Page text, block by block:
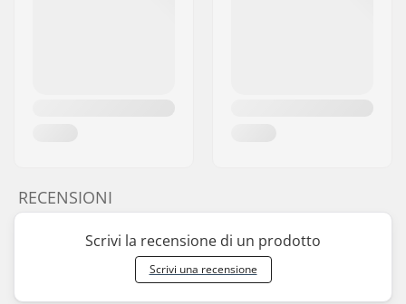
RECENSIONI
Scrivi la recensione di un prodotto
Scrivi una recensione